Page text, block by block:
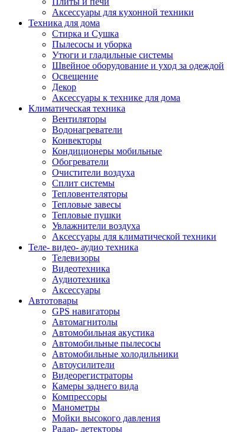
Аксессуары для кухонной техники
Техника для дома
Стирка и Сушка
Пылесосы и уборка
Утюги и гладильные системы
Швейное оборудование и уход за одеждой
Освещение
Декор
Аксессуары к технике для дома
Климатическая техника
Вентиляторы
Водонагреватели
Конвекторы
Кондиционеры мобильные
Обогреватели
Очистители воздуха
Сплит системы
Тепловентеляторы
Тепловые завесы
Тепловые пушки
Увлажнители воздуха
Аксессуары для климатической техники
Теле- видео- аудио техника
Телевизоры
Видеотехника
Аудиотехника
Аксессуары
Автотовары
GPS навигаторы
Автомагнитолы
Автомобильная акустика
Автомобильные пылесосы
Автомобильные холодильники
Автоусилители
Видеорегистраторы
Камеры заднего вида
Компрессоры
Манометры
Мойки высокого давления
Радар- детекторы